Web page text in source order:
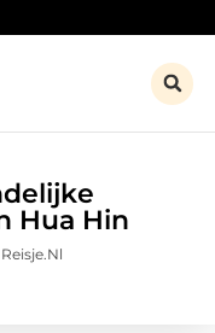
Hua Hin